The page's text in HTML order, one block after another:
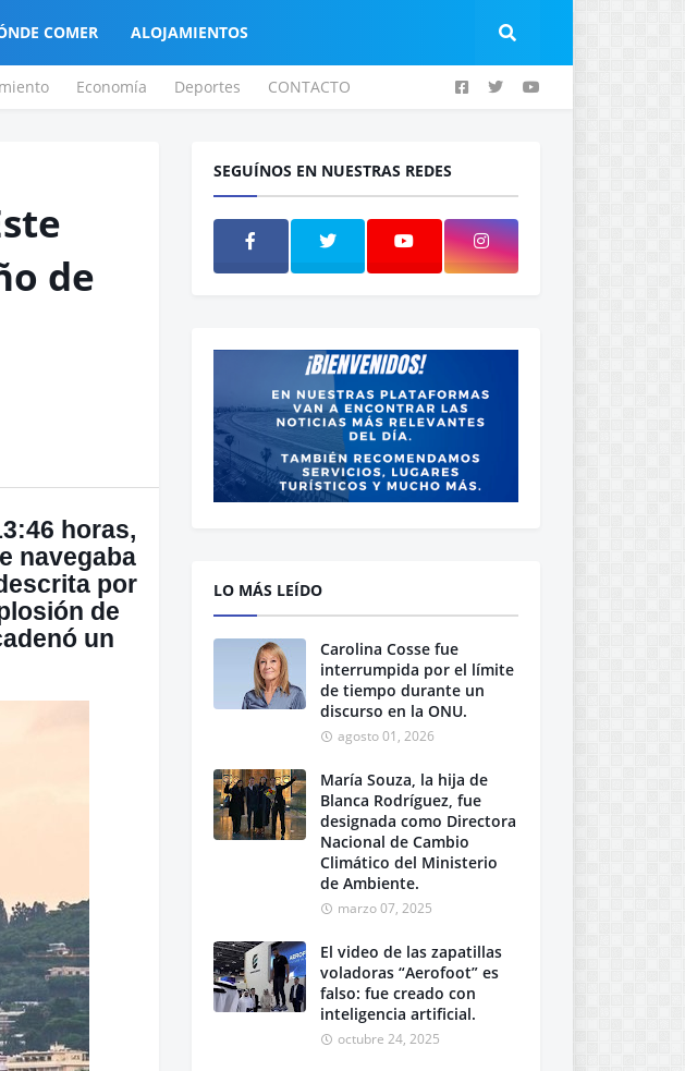
COMER ALOJAMIENTOS
Economía Deportes CONTACTO
de
horas,
navegaba
por
de
un
SEGUÍNOS EN NUESTRAS REDES
LO MÁS LEÍDO
Carolina Cosse fue
interrumpida por el límite
de tiempo durante un
discurso en la ONU.
agosto 01, 2026
María Souza, la hija de
Blanca Rodríguez, fue
designada como Directora
Nacional de Cambio
Climático del Ministerio
de Ambiente.
marzo 07, 2025
El video de las zapatillas
voladoras “Aerofoot” es
falso: fue creado con
inteligencia artificial.
octubre 24, 2025